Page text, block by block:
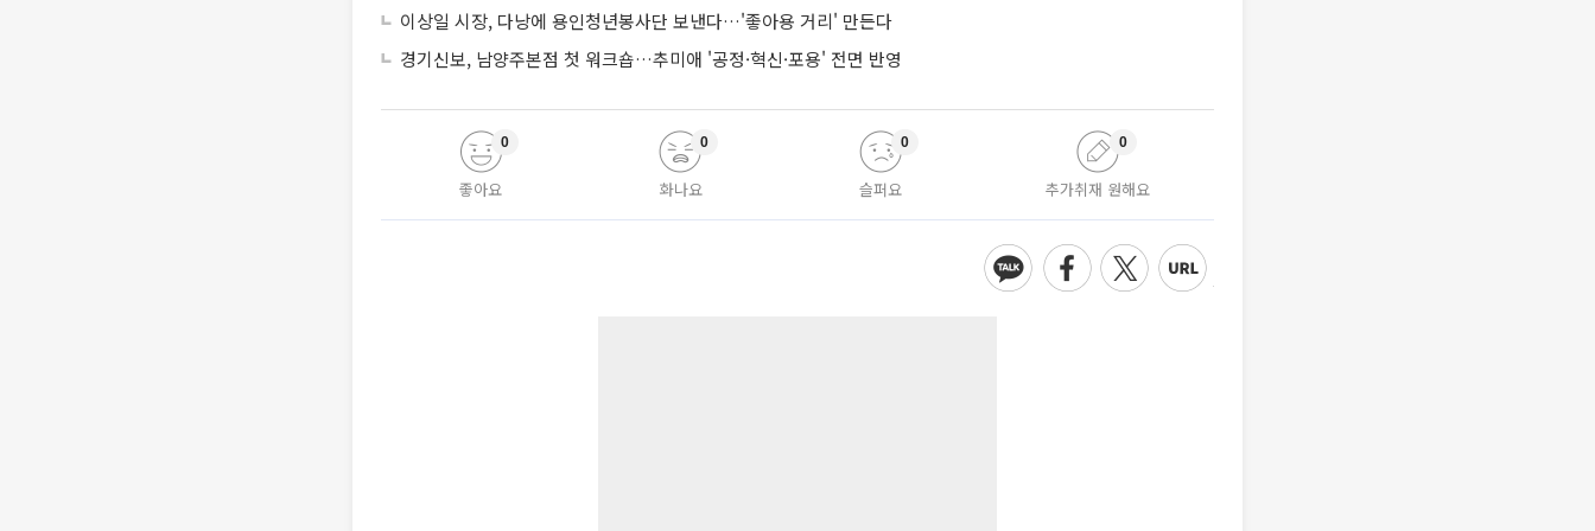
이상일 시장, 다낭에 용인청년봉사단 보낸다…'좋아용 거리' 만든다
경기신보, 남양주본점 첫 워크숍…추미애 '공정·혁신·포용' 전면 반영
좋아요
0
화나요
0
슬퍼요
0
추가취재 원해요
0